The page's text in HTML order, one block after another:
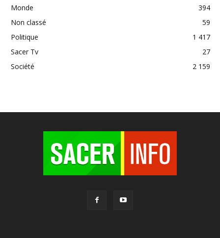
Monde
394
Non classé
59
Politique
1 417
Sacer Tv
27
Société
2 159